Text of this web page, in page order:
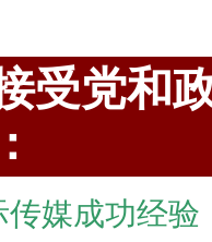
受党和
媒成功经